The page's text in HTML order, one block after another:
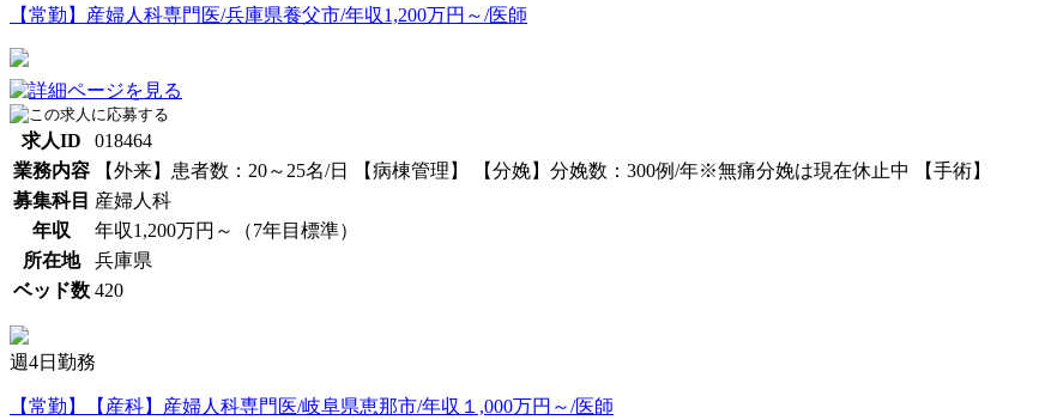
【常勤】産婦人科専門医/兵庫県養父市/年収1,200万円～/医師
求人ID
018464
業務内容
【外来】患者数：20～25名/日 【病棟管理】 【分娩】分娩数：300例/年※無痛分娩は現在休止中 【手術】
募集科目 産婦人科
年収
年収1,200万円～（7年目標準）
所在地
兵庫県
ベッド数 420
週4日勤務
【常勤】【産科】産婦人科専門医/岐阜県恵那市/年収１,000万円～/医師